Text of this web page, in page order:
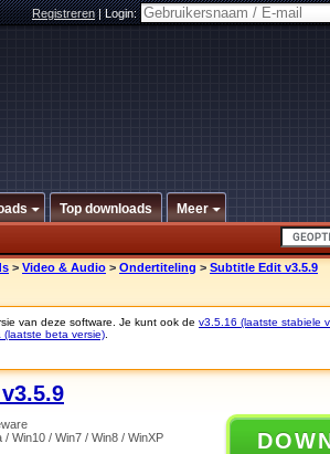
Registreren|Login:
Top downloads Meer
> Video & Audio > Ondertiteling > Subtitle Edit v3.5.9
van deze software. Je kunt ook de v3.5.16 (laatste stabiele
(laatste beta versie)
/ Win10 / Win7 / Win8 / WinXP